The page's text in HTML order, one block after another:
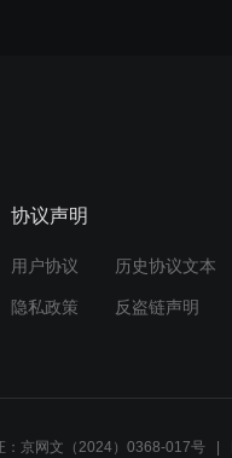
协议声明
用户协议 历史协议文本
隐私政策 反盗链声明
：京网文（2024）0368-017号